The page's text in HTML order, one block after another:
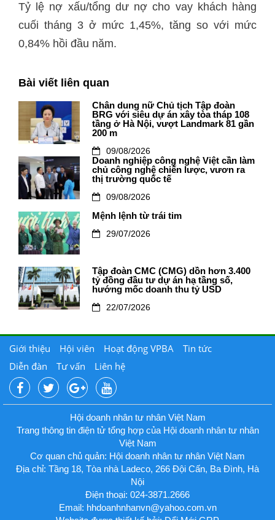
Tỷ lệ nợ xấu/tổng dư nợ cho vay khách hàng
cuối tháng 3 ở mức 1,45%, tăng so với mức
0,84% hồi đầu năm.
Bài viết liên quan
Chân dung nữ Chủ tịch Tập đoàn
BRG với siêu dự án xây tòa tháp 108
tầng ở Hà Nội, vượt Landmark 81 gần
200 m
09/08/2026
Doanh nghiệp công nghệ Việt cần làm
chủ công nghệ chiến lược, vươn ra
thị trường quốc tế
09/08/2026
Mệnh lệnh từ trái tim
29/07/2026
Tập đoàn CMC (CMG) dồn hơn 3.400
tỷ đồng đầu tư dự án hạ tầng số,
hướng mốc doanh thu tỷ USD
22/07/2026
Giới thiệu Hội viên Hoạt động VPBA
Tin tức
Diễn đàn
Tư vấn Liên hệ
Hội doanh nhân tư nhân Việt Nam
Trang thông tin điện tử tổng hợp của Hội doanh nhân tư nhân
Việt Nam
Cơ quan chủ quản: Hội doanh nhân tư nhân Việt Nam
Địa chỉ: Tầng 18, Tòa nhà Ladeco, 266 Đội Cấn, Ba Đình, Hà
Nội
Điện thoại: 024-3871.2666
Email: hhdoanhnhanvn@yahoo.com.vn